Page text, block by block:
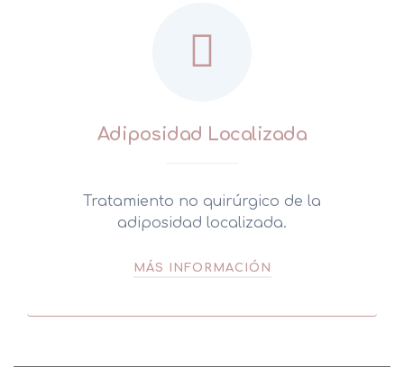
Adiposidad Localizada
Tratamiento no quirúrgico de la
adiposidad localizada.
MÁS INFORMACIÓN